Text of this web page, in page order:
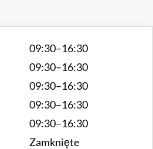
09:30–16:30
09:30–16:30
09:30–16:30
09:30–16:30
09:30–16:30
Zamknięte